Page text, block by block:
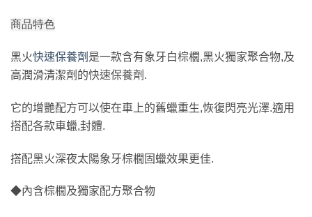
商品特色
黑火快速保養劑 是一款含有象牙白棕櫚,黑火獨家聚合物,及
高潤滑清潔劑的快速保養劑.
它的增艷配方可以使在車上的舊蠟重生,恢復閃亮光澤.適用
搭配各款車蠟,封體.
搭配黑火深夜太陽象牙棕櫚固蠟效果更佳.
◆內含棕櫚及獨家配方聚合物